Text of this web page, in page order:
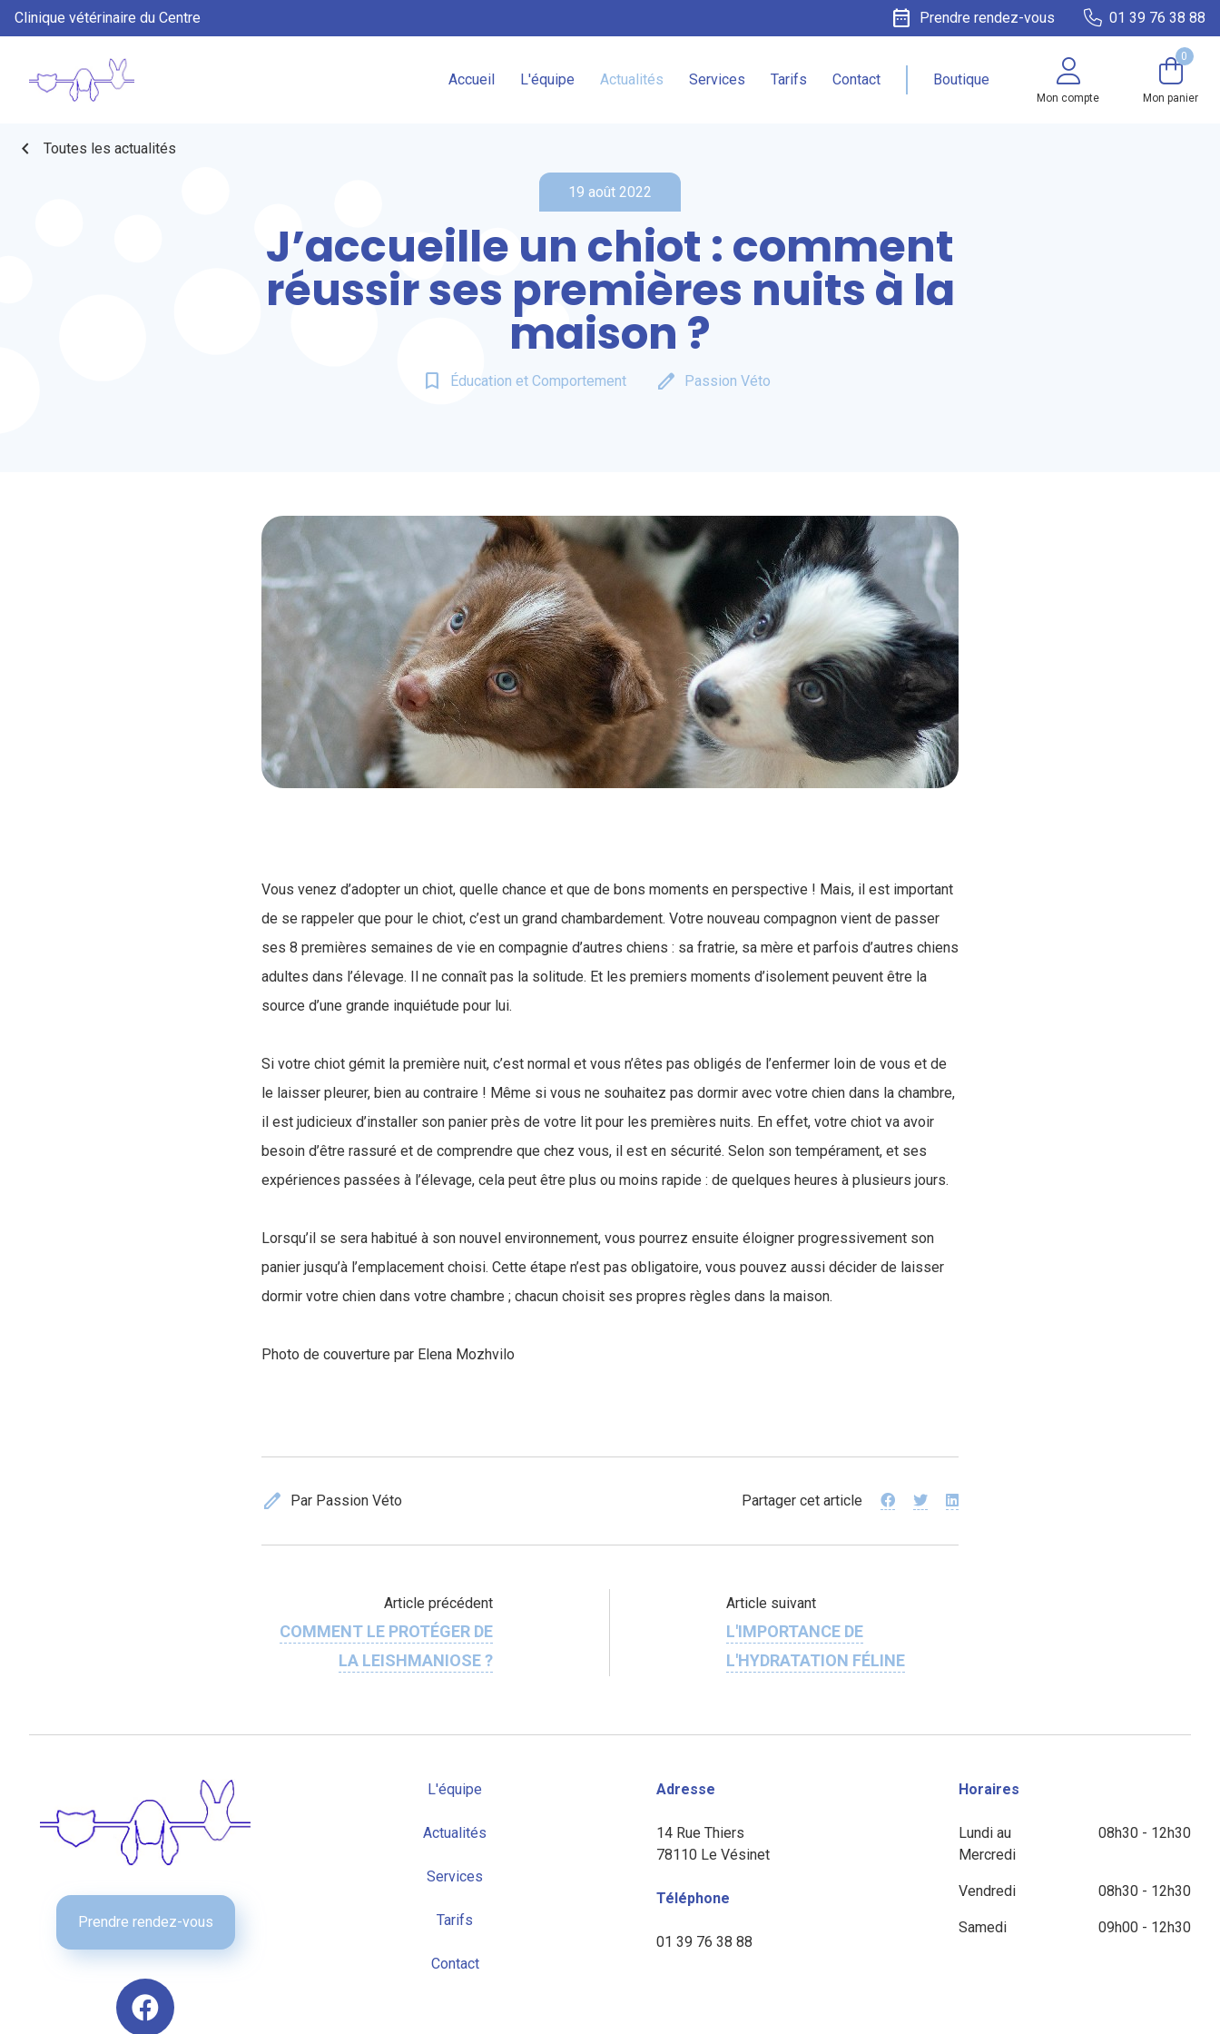
Clinique vétérinaire du Centre date_range Prendre rendez-vous 01 39 76 38 88
Accueil L'équipe Actualités Services Tarifs Contact Boutique
Mon compte
0
Mon panier
chevron_left Toutes les actualités
19 août 2022
J’accueille un chiot : comment
réussir ses premières nuits à la
maison ?
bookmark_border Éducation et Comportement edit Passion Véto
Vous venez d’adopter un chiot, quelle chance et que de bons moments en perspective ! Mais, il est important
de se rappeler que pour le chiot, c’est un grand chambardement. Votre nouveau compagnon vient de passer
ses 8 premières semaines de vie en compagnie d’autres chiens : sa fratrie, sa mère et parfois d’autres chiens
adultes dans l’élevage. Il ne connaît pas la solitude. Et les premiers moments d’isolement peuvent être la
source d’une grande inquiétude pour lui.
Si votre chiot gémit la première nuit, c’est normal et vous n’êtes pas obligés de l’enfermer loin de vous et de
le laisser pleurer, bien au contraire ! Même si vous ne souhaitez pas dormir avec votre chien dans la chambre,
il est judicieux d’installer son panier près de votre lit pour les premières nuits. En effet, votre chiot va avoir
besoin d’être rassuré et de comprendre que chez vous, il est en sécurité. Selon son tempérament, et ses
expériences passées à l’élevage, cela peut être plus ou moins rapide : de quelques heures à plusieurs jours.
Lorsqu’il se sera habitué à son nouvel environnement, vous pourrez ensuite éloigner progressivement son
panier jusqu’à l’emplacement choisi. Cette étape n’est pas obligatoire, vous pouvez aussi décider de laisser
dormir votre chien dans votre chambre ; chacun choisit ses propres règles dans la maison.
Photo de couverture par Elena Mozhvilo
edit Par Passion Véto Partager cet article
Article précédent
COMMENT LE PROTÉGER DE
LA LEISHMANIOSE ?
Article suivant
L'IMPORTANCE DE
L'HYDRATATION FÉLINE
Prendre rendez-vous
L'équipe
Actualités
Services
Tarifs
Contact
Adresse
14 Rue Thiers
78110 Le Vésinet
Téléphone
01 39 76 38 88
Horaires
Lundi au
Mercredi
08h30 - 12h30
Vendredi 08h30 - 12h30
Samedi 09h00 - 12h30